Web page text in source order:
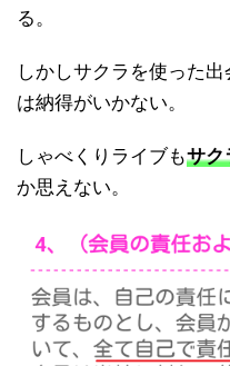
る。
しかしサクラを使った
は納得がいかない。
しゃべくりライブもサク
か思えない。